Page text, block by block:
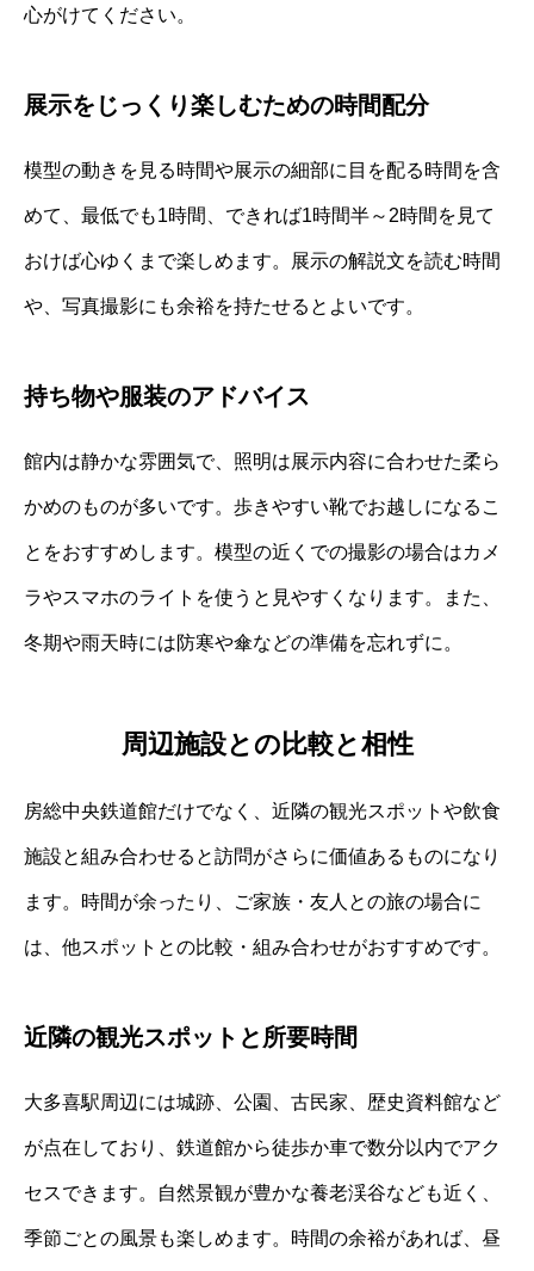
心がけてください。
展示をじっくり楽しむための時間配分
模型の動きを見る時間や展示の細部に目を配る時間を含
めて、最低でも1時間、できれば1時間半～2時間を見て
おけば心ゆくまで楽しめます。展示の解説文を読む時間
や、写真撮影にも余裕を持たせるとよいです。
持ち物や服装のアドバイス
館内は静かな雰囲気で、照明は展示内容に合わせた柔ら
かめのものが多いです。歩きやすい靴でお越しになるこ
とをおすすめします。模型の近くでの撮影の場合はカメ
ラやスマホのライトを使うと見やすくなります。また、
冬期や雨天時には防寒や傘などの準備を忘れずに。
周辺施設との比較と相性
房総中央鉄道館だけでなく、近隣の観光スポットや飲食
施設と組み合わせると訪問がさらに価値あるものになり
ます。時間が余ったり、ご家族・友人との旅の場合に
は、他スポットとの比較・組み合わせがおすすめです。
近隣の観光スポットと所要時間
大多喜駅周辺には城跡、公園、古民家、歴史資料館など
が点在しており、鉄道館から徒歩か車で数分以内でアク
セスできます。自然景観が豊かな養老渓谷なども近く、
季節ごとの風景も楽しめます。時間の余裕があれば、昼